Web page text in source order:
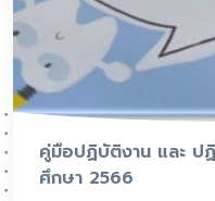
คู่มือปฏิบัติงาน และ ป
ศึกษา 2566